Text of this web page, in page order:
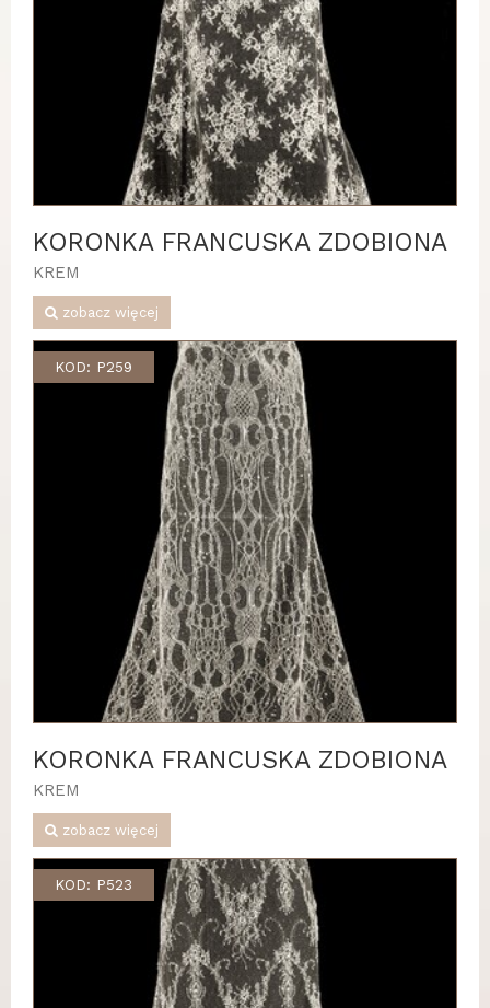
KORONKA FRANCUSKA ZDOBIONA
KREM
zobacz więcej
KOD: P259
KORONKA FRANCUSKA ZDOBIONA
KREM
zobacz więcej
KOD: P523